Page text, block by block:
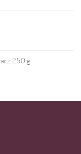
250 g